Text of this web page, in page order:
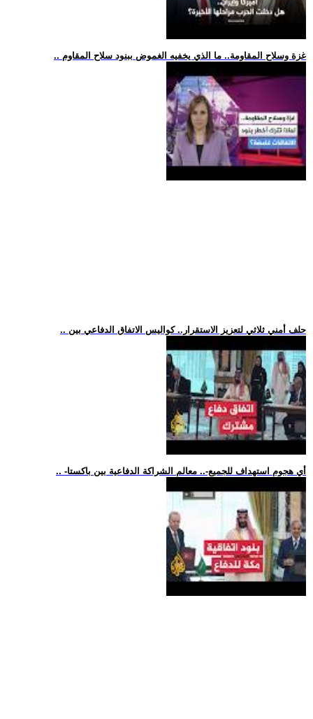
.. غزة وسلاح المقاومة.. ما الذي يخفيه الغموض ببنود سلاح المقاوم
.. حلف أمني ثلاثي لتعزيز الاستقرار.. كواليس الاتفاق الدفاعي بين
.. -أي هجوم استهداف للجميع-.. معالم الشراكة الدفاعية بين باكستا